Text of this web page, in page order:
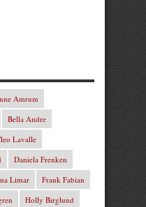
Amrum
Bella Andre
Lavalle
Daniela Frenken
Limar
Frank Fabian
Holly Birglund